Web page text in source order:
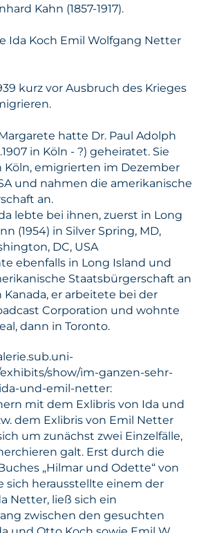
Kahn (1857-1917).
Ida Koch Emil Wolfgang Netter
kurz vor Ausbruch des Krieges
hatte Dr. Paul Adolph
in Köln - ?) geheiratet. Sie
Köln, emigrierten im Dezember
und nahmen die amerikanische
an.
lebte bei ihnen, zuerst in Long
(1954) in Silver Spring, MD,
DC, USA
ebenfalls in Long Island und
Staatsbürgerschaft an
Kanada, er arbeitete bei der
Corporation und wohnte
dann in Toronto.
show/im-ganzen-sehr-
und-emil-netter:
mit dem Exlibris von Ida und
dem Exlibris von Emil Netter
um zunächst zwei Einzelfälle,
galt. Erst durch die
„Hilmar und Odette“ von
sich herausstellte einem der
Netter, ließ sich ein
zwischen den gesuchten